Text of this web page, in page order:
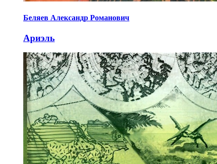
Беляев Александр Романович
Ариэль